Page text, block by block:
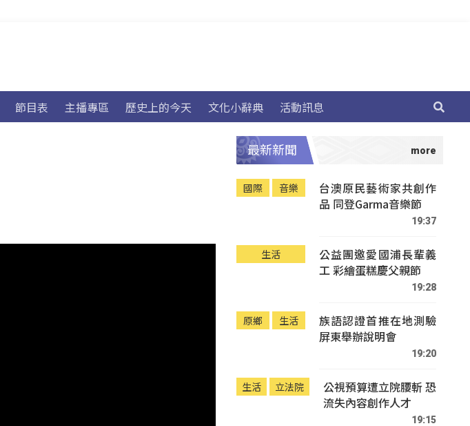
節目表 主播專區 歷史上的今天 文化小辭典 活動訊息
最新新聞
國際 音樂
台澳原民藝術家共創作
品 同登Garma音樂節
19:37
生活
公益團邀愛國浦長輩義
工 彩繪蛋糕慶父親節
19:28
原鄉 生活
族語認證首推在地測驗
屏東舉辦說明會
19:20
生活 立法院
公視預算遭立院腰斬 恐
流失內容創作人才
19:15